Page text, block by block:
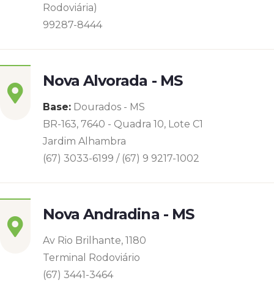
Rodoviária)
99287-8444
Nova Alvorada - MS
Base: Dourados - MS
BR-163, 7640 - Quadra 10, Lote C1
Jardim Alhambra
(67) 3033-6199 / (67) 9 9217-1002
Nova Andradina - MS
Av Rio Brilhante, 1180
Terminal Rodoviário
(67) 3441-3464